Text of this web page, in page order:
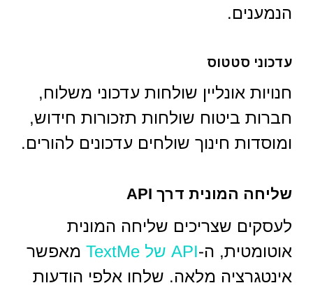
הנמענים.
עדכוני סטטוס
חנויות אונליין שולחות עדכוני משלוח,
חברות ביטוח שולחות תזכורות חידוש,
ומוסדות חינוך שולחים עדכונים להורים.
שליחה המונית דרך API
לעסקים שצריכים שליחה המונית
אוטומטית, ה-API של TextMe
מאפשר
אינטגרציה מלאה. שלחו אלפי הודעות